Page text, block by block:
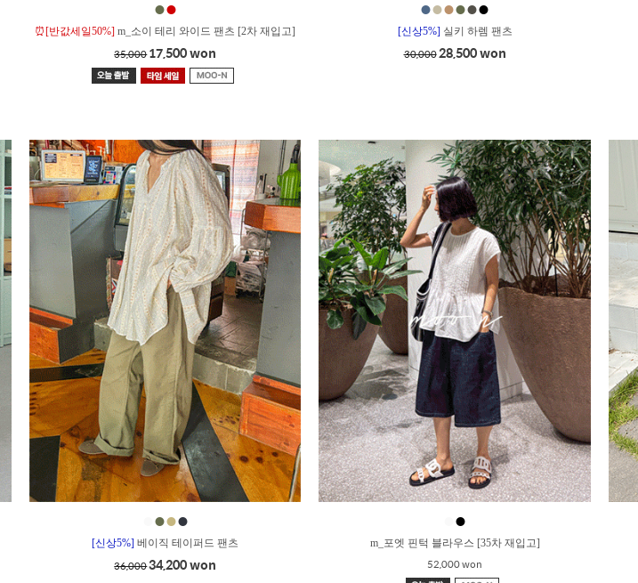
●●
⏰[반값세일50%]m_소이 테리 와이드 팬츠 [2차 재입고]
35,00017,500 won
●●●●●●
[신상5%] 실키 하렘 팬츠
30,00028,500 won
●●●
[신상5%]베이직 테이퍼드 팬츠
36,00034,200 won
●
m_포엣 핀턱 블라우스 [35차 재입고]
52,000 won